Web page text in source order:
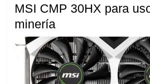
MSI CMP 30HX para
minería